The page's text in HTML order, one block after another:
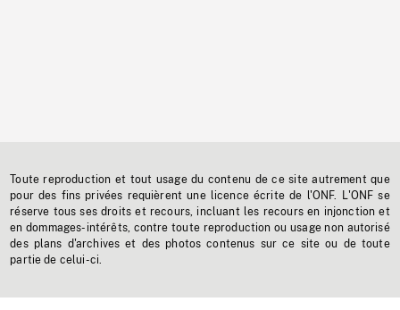
Toute reproduction et tout usage du contenu de ce site autrement que
pour des fins privées requièrent une licence écrite de l'ONF. L'ONF se
réserve tous ses droits et recours, incluant les recours en injonction et
en dommages-intérêts, contre toute reproduction ou usage non autorisé
des plans d'archives et des photos contenus sur ce site ou de toute
partie de celui-ci.